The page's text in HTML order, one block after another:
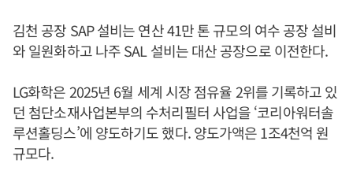
김천 공장 SAP 설비는 연산 41만 톤 규모의 여수 공장 설비
와 일원화하고 나주 SAL 설비는 대산 공장으로 이전한다.
LG화학은 2025년 6월 세계 시장 점유율 2위를 기록하고 있
던 첨단소재사업본부의 수처리필터 사업을 ‘코리아워터솔
루션홀딩스’에 양도하기도 했다. 양도가액은 1조4천억 원
규모다.